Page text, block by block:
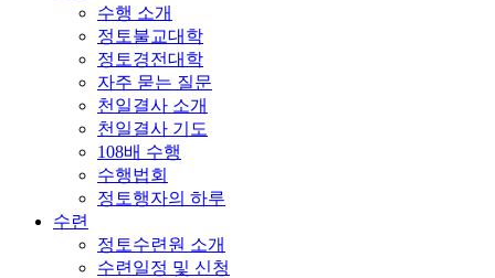
수행 소개
정토불교대학
정토경전대학
자주 묻는 질문
천일결사 소개
천일결사 기도
108배 수행
수행법회
정토행자의 하루
수련
정토수련원 소개
수련일정 및 신청